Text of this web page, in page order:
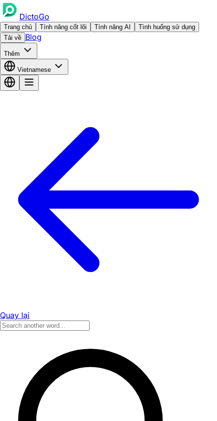
DictoGo
Trang chủ Tính năng cốt lõi Tính năng AI
Tình huống sử dụng
Tải về Blog
Thêm
Vietnamese
Quay lại